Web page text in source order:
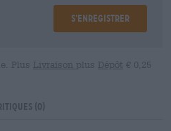
S’enregistrer
Plus Livraison plus Dépôt € 0,25
(0)